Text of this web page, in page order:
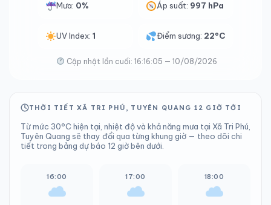
Mưa: 0% Áp suất: 997 hPa
UV Index: 1 Điểm sương: 22°C
Cập nhật lần cuối: 16:16:05 — 10/08/2026
THỜI TIẾT XÃ TRI PHÚ, TUYÊN QUANG 12 GIỜ TỚI
Từ mức 30°C hiện tại, nhiệt độ và khả năng mưa tại Xã Tri Phú,
Tuyên Quang sẽ thay đổi qua từng khung giờ — theo dõi chi
tiết trong bảng dự báo 12 giờ bên dưới.
16:00 17:00 18:00